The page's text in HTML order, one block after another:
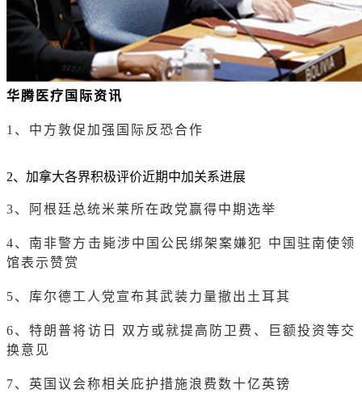
华腾医疗国际资讯
1、中方敦促加强国际反恐合作
2、加拿大各界积极评价近期中加关系进展
3、阿根廷总统米莱所在政党赢得中期选举
4、南非警方击毙涉中国公民绑架案嫌犯 中国驻南使领
馆表示赞赏
5、库尔德工人党宣布其武装力量撤出土耳其
6、特朗普将访日 双方或就提高防卫费、巨额投资等交
换意见
7、英国议会称相关庇护措施浪费数十亿英镑